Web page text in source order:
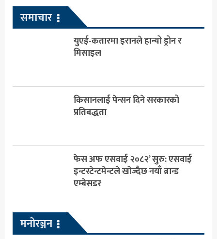
समाचार
युएई-कतारमा इरानले हान्यो ड्रोन र
मिसाइल
किसानलाई पेन्सन दिने सरकारको
प्रतिबद्धता
फेस अफ एसवाई २०८२’ सुरु: एसवाई
इन्टरटेन्टमेन्टले खोज्दैछ नयाँ ब्रान्ड
एम्बेसडर
मनोरञ्जन